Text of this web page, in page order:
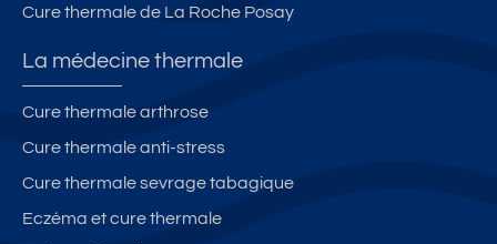
Cure thermale de La Roche Posay
La médecine thermale
Cure thermale arthrose
Cure thermale anti-stress
Cure thermale sevrage tabagique
Eczéma et cure thermale